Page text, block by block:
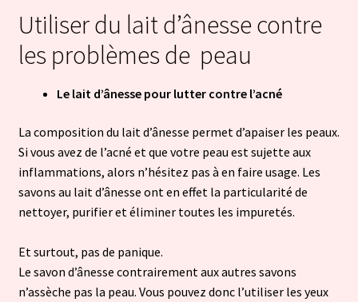
Utiliser du lait d’ânesse contre
les problèmes de peau
Le lait d’ânesse pour lutter contre l’acné
La composition du lait d’ânesse permet d’apaiser les peaux.
Si vous avez de l’acné et que votre peau est sujette aux
inflammations, alors n’hésitez pas à en faire usage. Les
savons au lait d’ânesse ont en effet la particularité de
nettoyer, purifier et éliminer toutes les impuretés.
Et surtout, pas de panique.
Le savon d’ânesse contrairement aux autres savons
n’assèche pas la peau. Vous pouvez donc l’utiliser les yeux